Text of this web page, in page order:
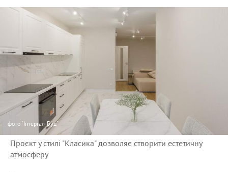
фото "Інтергал-Буд"
Проєкт у стилі "Класика" дозволяє створити естетичну
атмосферу